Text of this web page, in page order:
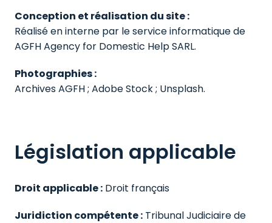
Conception et réalisation du site :
Réalisé en interne par le service informatique de
AGFH Agency for Domestic Help SARL.
Photographies :
Archives AGFH ; Adobe Stock ; Unsplash.
Législation applicable
Droit applicable : Droit français
Juridiction compétente : Tribunal Judiciaire de